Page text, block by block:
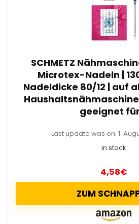
SCHMETZ
Microtex-Nadeln |
Nadeldicke 80/12 | auf
geeignet
Last update was on: 1.
in stock
4,58€
ZUM